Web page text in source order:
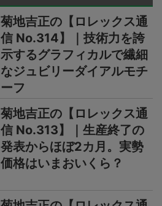
菊地吉正の【ロレックス通
信 No.314】｜技術力を誇
示するグラフィカルで繊細
なジュビリーダイアルモチ
ーフ
菊地吉正の【ロレックス通
信 No.313】｜生産終了の
発表からほぼ2カ月。実勢
価格はいまおいくら？